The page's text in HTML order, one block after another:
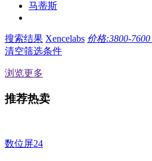
马蒂斯
搜索结果 Xencelabs 价格:3800-7600
清空筛选条件
浏览更多
推荐热卖
数位屏24